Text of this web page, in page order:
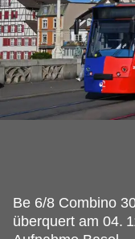
Be 6/8 Combino
überquert am 04.